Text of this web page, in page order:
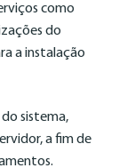
como
do
a instalação
do sistema,
a fim de